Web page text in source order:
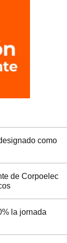
como
de Corpoelec
la jornada